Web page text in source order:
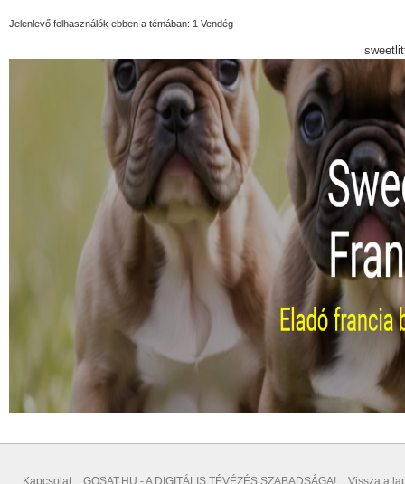
Jelenlevő felhasználók ebben a témában: 1 Vendég
Kapcsolat GOSAT.HU - A DIGITÁLIS TÉVÉZÉS SZABADSÁGA! Vissza a